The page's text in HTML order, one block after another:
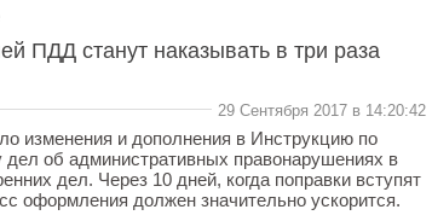
ПДД станут наказывать в три раза
29 Сентября 2017 в 14:20:42
изменения и дополнения в Инструкцию по
дел об административных правонарушениях в
дел. Через 10 дней, когда поправки вступят
оформления должен значительно ускорится.